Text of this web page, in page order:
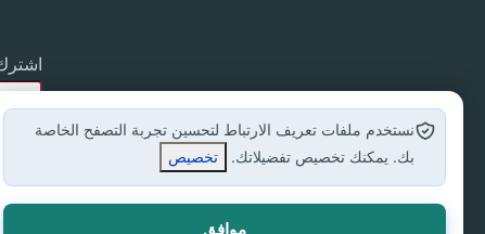
نستخدم ملفات تعريف الارتباط لتحسين تجربة التصفح الخاصة
بك. يمكنك تخصيص تفضيلاتك.
تخصيص
موافق